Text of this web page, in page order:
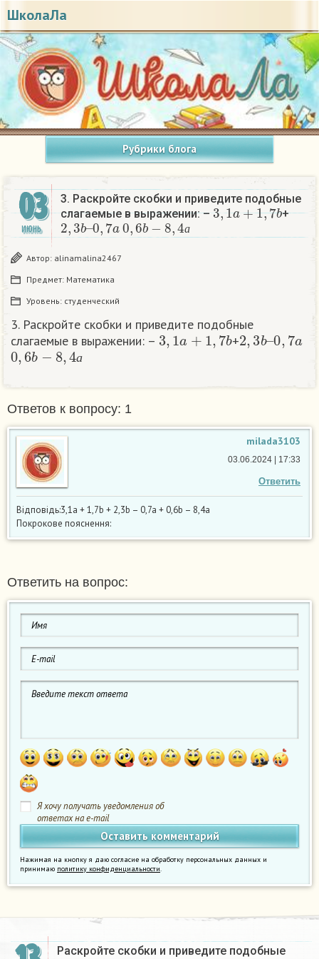
ШколаЛа
Рубрики блога
03
ИЮНЬ
3. Раскройте скобки и приведите подобные
слагаемые в выражении: –
3,1a+ 1,7b
+
2,3b–
0,7a
а
0 6b−8,4а
Автор: alinamalina2467
Предмет: Математика
Уровень: студенческий
3. Раскройте скобки и приведите подобные
слагаемые в выражении: –
3,1a+1,7b
+
2,3b –0 7
а
0,6b−8,4а
Ответов к вопросу: 1
milada3103
Ответить
03.06.2024 | 17:33
Відповідь:3,1a + 1,7b + 2,3b – 0,7a + 0,6b – 8,4a
Покрокове пояснення:
Ответить на вопрос:
Я хочу получать уведомления об
ответах на e-mail
Нажимая на кнопку я даю согласие на обработку персональных данных и
принимаю политику конфиденциальности.
Раскройте скобки и приведите подобные